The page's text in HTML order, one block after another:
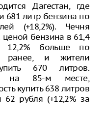
Дагестан, где
681 литр бензина по
(+18,2%). Чечня
ценой бензина в 61,4
12,2% больше по
ранее, и жители
670 литров.
на 85-м месте,
купить 638 литров
рубля (+12,2% за